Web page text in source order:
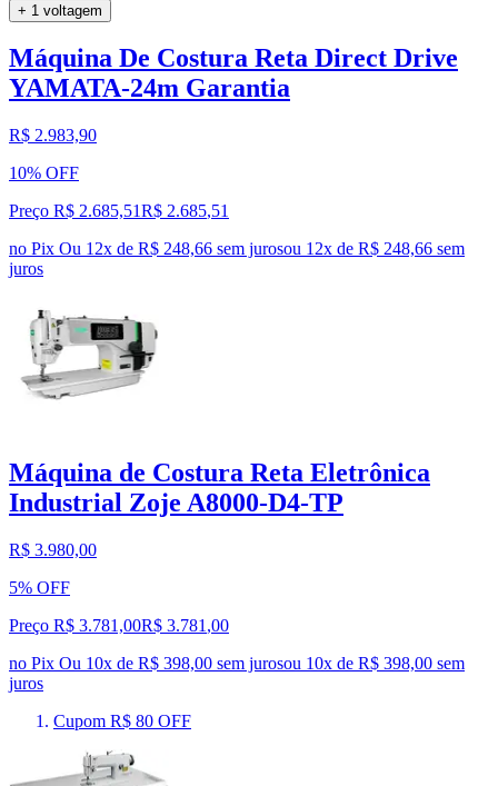
+ 1 voltagem
Máquina De Costura Reta Direct Drive
YAMATA-24m Garantia
R$ 2.983,90
10% OFF
Preço R$ 2.685,51R$ 2.685,51
no Pix Ou 12x de R$ 248,66 sem jurosou 12x de R$ 248,66 sem
juros
Máquina de Costura Reta Eletrônica
Industrial Zoje A8000-D4-TP
R$ 3.980,00
5% OFF
Preço R$ 3.781,00R$ 3.781 ,00
no Pix Ou 10x de R$ 398,00 sem jurosou 10x de R$ 398,00 sem
juros
Cupom R$ 80 OFF